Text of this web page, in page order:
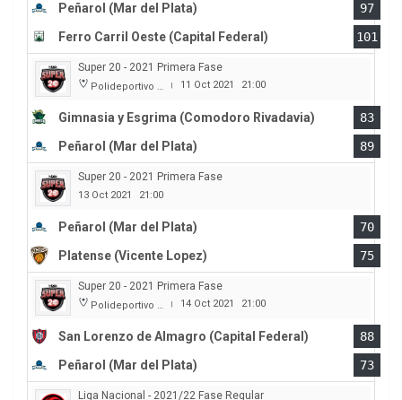
Peñarol (Mar del Plata)
97
Ferro Carril Oeste (Capital Federal)
101
Super 20 - 2021 Primera Fase
Polideportivo Roberto Pando | 11 Oct 2021 21:00
Gimnasia y Esgrima (Comodoro Rivadavia)
83
Peñarol (Mar del Plata)
89
Super 20 - 2021 Primera Fase
13 Oct 2021 21:00
Peñarol (Mar del Plata)
70
Platense (Vicente Lopez)
75
Super 20 - 2021 Primera Fase
Polideportivo Roberto Pando | 14 Oct 2021 21:00
San Lorenzo de Almagro (Capital Federal)
88
Peñarol (Mar del Plata)
73
Liga Nacional - 2021/22 Fase Regular